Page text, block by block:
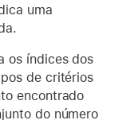
uma
os índices dos
de critérios
encontrado
do número